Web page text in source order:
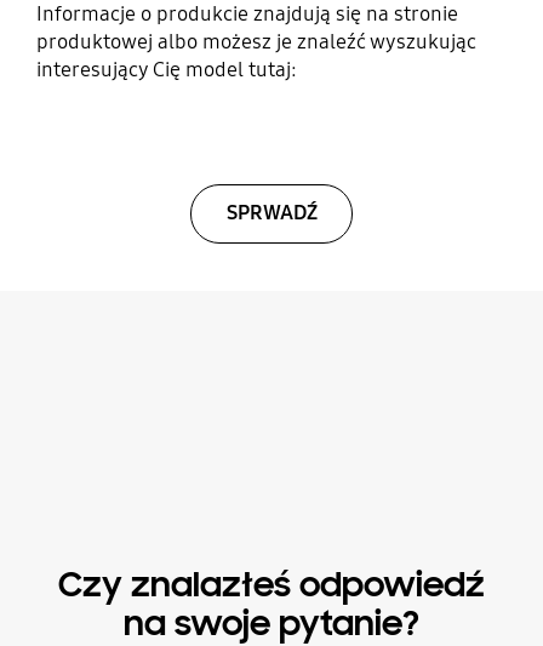
Informacje o produkcie znajdują się na stronie
produktowej albo możesz je znaleźć wyszukując
interesujący Cię model tutaj:
SPRWADŹ
Czy znalazłeś odpowiedź
na swoje pytanie?